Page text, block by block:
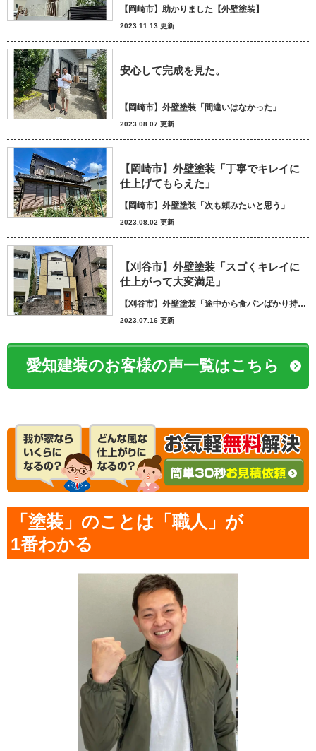
【岡崎市】助かりました【外壁塗装】
2023.11.13 更新
安心して完成を見た。
【岡崎市】外壁塗装「間違いはなかった」
2023.08.07 更新
【岡崎市】外壁塗装「丁寧でキレイに
仕上げてもらえた」
【岡崎市】外壁塗装「次も頼みたいと思う」
2023.08.02 更新
【刈谷市】外壁塗装「スゴくキレイに
仕上がって大変満足」
【刈谷市】外壁塗装「途中から食パンばかり持ってきてパン屋さんかと思いました笑」
2023.07.16 更新
愛知建装のお客様の声一覧はこちら
「塗装」のことは「職人」が
1番わかる